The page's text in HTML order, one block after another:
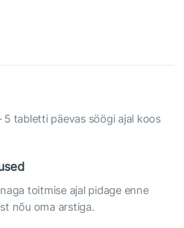
5 tabletti päevas söögi ajal koos
toitmise ajal pidage enne
nõu oma arstiga.